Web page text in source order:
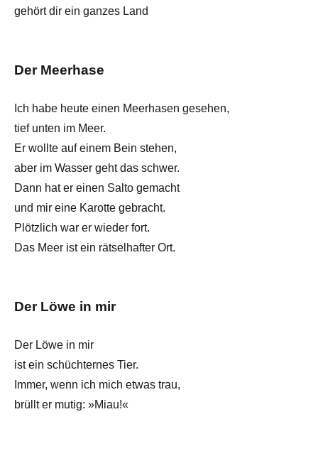
gehört dir ein ganzes Land
Der Meerhase
Ich habe heute einen Meerhasen gesehen,
tief unten im Meer.
Er wollte auf einem Bein stehen,
aber im Wasser geht das schwer.
Dann hat er einen Salto gemacht
und mir eine Karotte gebracht.
Plötzlich war er wieder fort.
Das Meer ist ein rätselhafter Ort.
Der Löwe in mir
Der Löwe in mir
ist ein schüchternes Tier.
Immer, wenn ich mich etwas trau,
brüllt er mutig: »Miau!«